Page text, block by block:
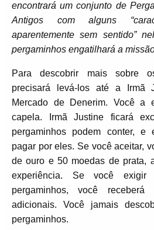
encontrará um conjunto de
Antigos com alguns
aparentemente sem sentido”
pergaminhos engatilhará a
Para descobrir mais sobre
precisará levá-los até a Irmã
Mercado de Denerim. Você a
capela. Irmã Justine ficará
pergaminhos podem conter, e
pagar por eles. Se você aceitar,
de ouro e 50 moedas de prata,
experiência. Se você exigir
pergaminhos, você
adicionais. Você jamais
pergaminhos.